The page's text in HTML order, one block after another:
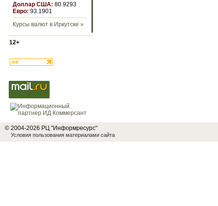
Доллар США: 80.9293
Евро: 93.1901
Курсы валют в Иркутске »
12+
© 2004-2026 РЦ "Информресурс"
Условия пользования материалами сайта